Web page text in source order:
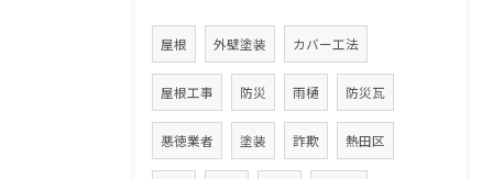
屋根 外壁塗装 カバー工法
屋根工事 防災 雨樋 防災瓦
悪徳業者 塗装 詐欺 熱田区